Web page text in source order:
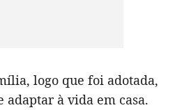
logo que foi adotada,
adaptar à vida em casa.